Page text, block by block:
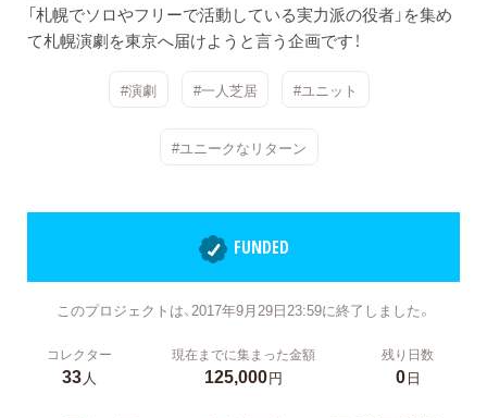
「札幌でソロやフリーで活動している実力派の役者」を集め
て札幌演劇を東京へ届けようと言う企画です！
#演劇 #一人芝居 #ユニット
#ユニークなリターン
FUNDED
このプロジェクトは、2017年9月29日23:59に終了しました。
コレクター
33人
現在までに集まった金額
125,000円
残り日数
0日